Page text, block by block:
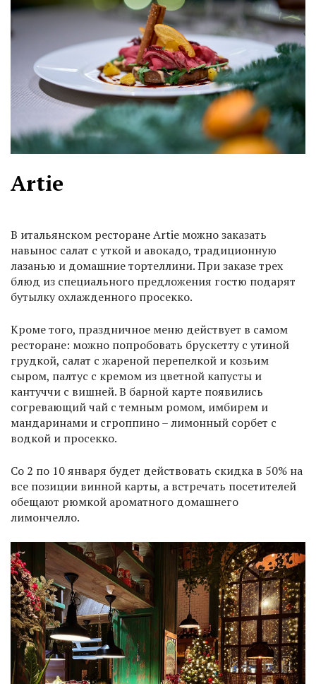
Artie
В итальянском ресторане Artie можно заказать
навынос салат с уткой и авокадо, традиционную
лазанью и домашние тортеллини. При заказе трех
блюд из специального предложения гостю подарят
бутылку охлажденного просекко.
Кроме того, праздничное меню действует в самом
ресторане: можно попробовать брускетту с утиной
грудкой, салат с жареной перепелкой и козьим
сыром, палтус с кремом из цветной капусты и
кантуччи с вишней. В барной карте появились
согревающий чай с темным ромом, имбирем и
мандаринами и сгроппино – лимонный сорбет с
водкой и просекко.
Со 2 по 10 января будет действовать скидка в 50% на
все позиции винной карты, а встречать посетителей
обещают рюмкой ароматного домашнего
лимончелло.